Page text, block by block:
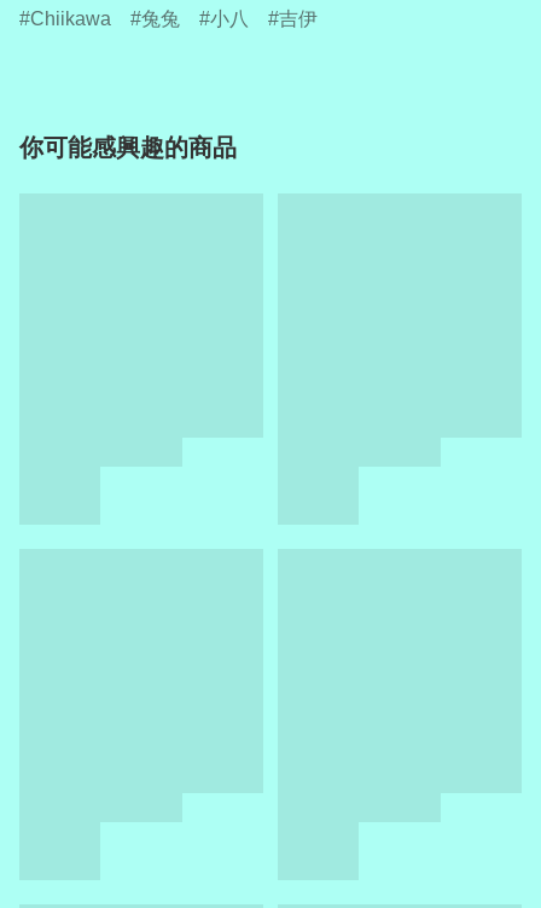
Chiikawa 兔兔 小八 吉伊
你可能感興趣的商品